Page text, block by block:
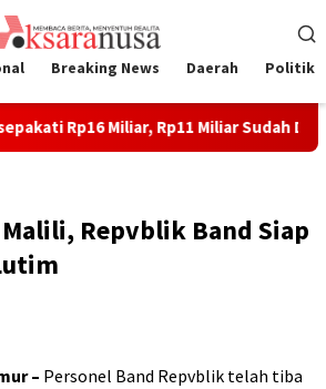
Breaking News Daerah Politik
Rp16 Miliar, Rp11 Miliar Sudah Diterima
Repvblik Band Siap
– Personel Band Repvblik telah tiba